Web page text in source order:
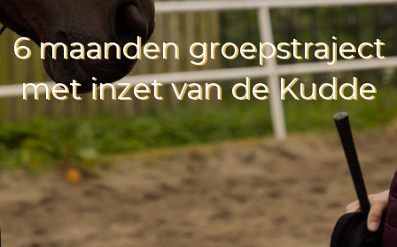
6 maanden groepstraject
met inzet van de Kudde